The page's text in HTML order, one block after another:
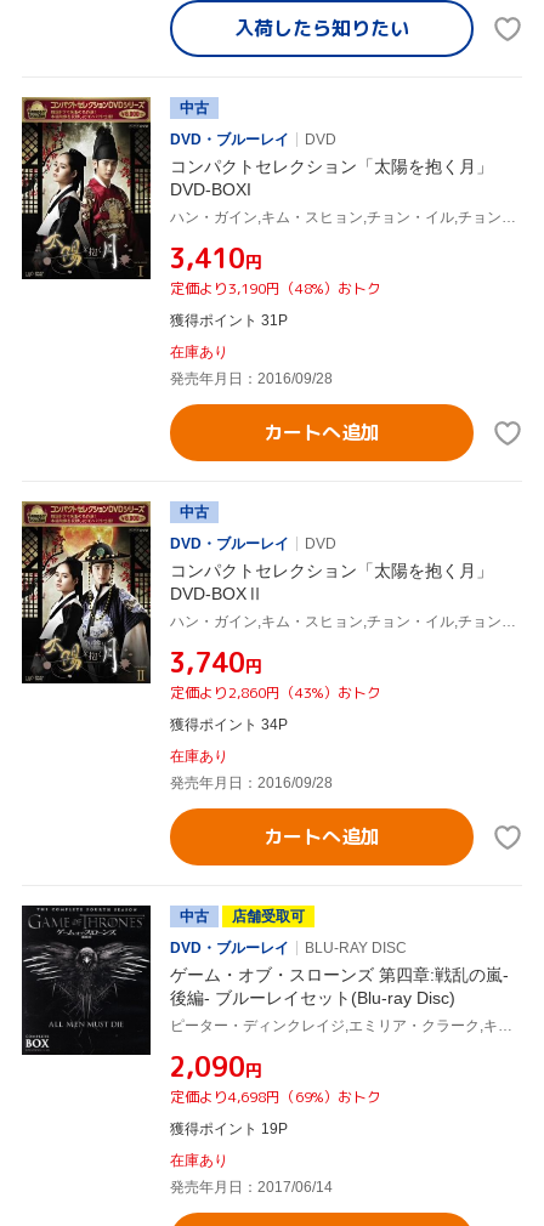
入荷したら知りたい
中古
DVD・ブルーレイ
DVD
コンパクトセレクション「太陽を抱く月」
DVD-BOXI
ハン・ガイン,キム・スヒョン,チョン・イル,チョン・ウングォル(原作)
¥3,410円
定価より3,190円（48%）おトク
獲得ポイント 31P
在庫あり
発売年月日：2016/09/28
カートへ追加
中古
DVD・ブルーレイ
DVD
コンパクトセレクション「太陽を抱く月」
DVD-BOXⅡ
ハン・ガイン,キム・スヒョン,チョン・イル,チョン・ウングォル(原作)
¥3,740円
定価より2,860円（43%）おトク
獲得ポイント 34P
在庫あり
発売年月日：2016/09/28
カートへ追加
中古
店舗受取可
DVD・ブルーレイ
BLU-RAY DISC
ゲーム・オブ・スローンズ 第四章:戦乱の嵐-
後編- ブルーレイセット(Blu-ray Disc)
ピーター・ディンクレイジ,エミリア・クラーク,キット・ハリントン,ジョージ・R.R.マーティン(原作)
¥2,090円
定価より4,698円（69%）おトク
獲得ポイント 19P
在庫あり
発売年月日：2017/06/14